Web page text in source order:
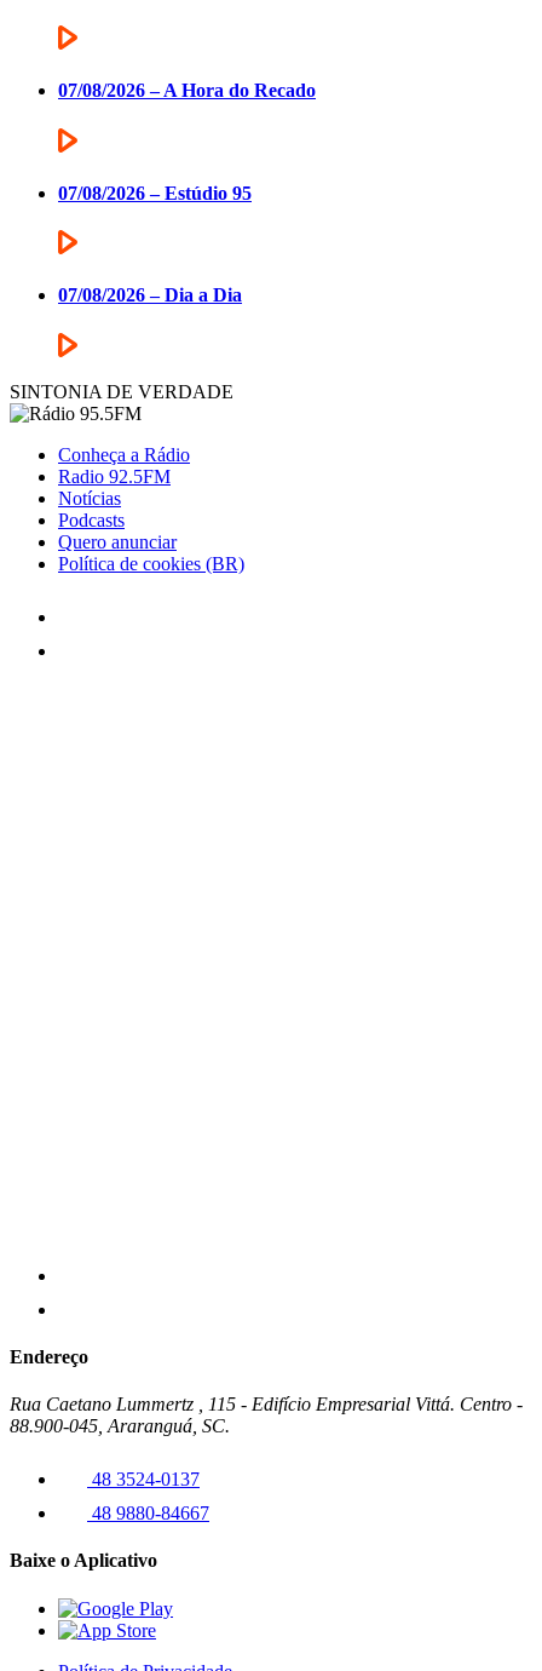
07/08/2026 – A Hora do Recado
07/08/2026 – Estúdio 95
07/08/2026 – Dia a Dia
SINTONIA DE VERDADE
Conheça a Rádio
Radio 92.5FM
Notícias
Podcasts
Quero anunciar
Política de cookies (BR)
Endereço
Rua Caetano Lummertz , 115 - Edifício Empresarial Vittá. Centro -
88.900-045, Araranguá, SC.
48 3524-0137
48 9880-84667
Baixe o Aplicativo